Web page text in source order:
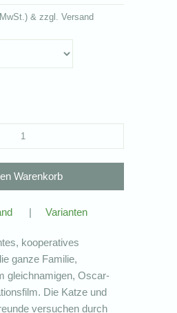
) & zzgl. Versand
| Varianten
kooperatives
ganze Familie,
gleichnamigen, Oscar-
Die Katze und
versuchen durch